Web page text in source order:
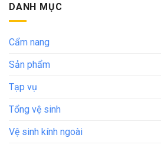
DANH MỤC
Cẩm nang
Sản phẩm
Tạp vụ
Tổng vệ sinh
Vệ sinh kính ngoài